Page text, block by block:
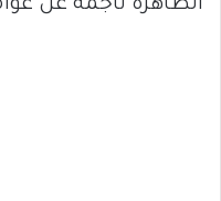
الظاهرة ناجمة عن